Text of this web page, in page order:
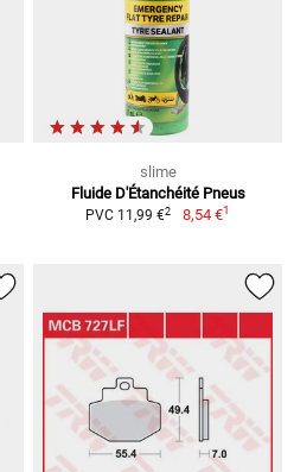
slime
Fluide D'Étanchéité Pneus
PVC 11,99 €2 8,54 €1